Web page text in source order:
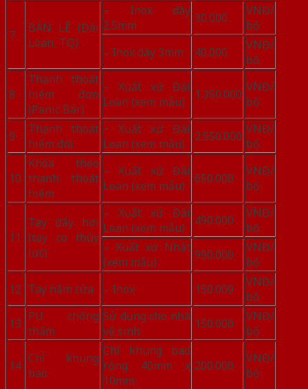
7
BẢN LỀ (Đài
Loan, TQ)
– Inox dày
2.5mm
30.000
VNĐ/
bộ
– Inox dày 3mm
40.000
VNĐ/
bộ
8
Thanh thoát
hiểm đơn
(Panic Bar)
– Xuất xứ Đài
Loan (xem mẫu)
1.350.000 VNĐ/
bộ
9
Thanh thoát
hiểm đôi
– Xuất xứ Đài
Loan (xem mẫu)
2.550.000 VNĐ/
bộ
10
Khóa theo
thanh thoát
hiểm
– Xuất xứ Đài
Loan (xem mẫu)
650.000
VNĐ/
bộ
11
Tay đẩy hơi
(tay co thủy
lực)
– Xuất xứ Đài
Loan (xem mẫu)
490.000
VNĐ/
bộ
– Xuất xứ Nhật
(xem mẫu)
990.000
VNĐ/
bộ
12 Tay nắm cửa – Inox 150.000
VNĐ/
bộ
13 PU chống
thấm
Sử dụng cho nhà
vệ sinh
150.000
VNĐ/
bộ
14 Chỉ khung
bao
Chỉ khung bao
rộng 40mm x
10mm
200.000
VNĐ/
bộ